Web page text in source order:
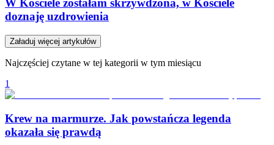
W Kościele zostałam skrzywdzona, w Kościele
doznaję uzdrowienia
Załaduj więcej artykułów
Najczęściej czytane w tej kategorii w tym miesiącu
1
Krew na marmurze. Jak powstańcza legenda
okazała się prawdą